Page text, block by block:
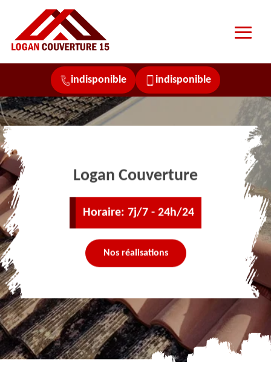
indisponible indisponible
Logan Couverture
Horaire: 7j/7 - 24h/24
Nos réalisations